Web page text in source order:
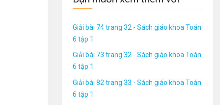
Giải bài 74 trang 32 - Sách giáo khoa Toán
6 tập 1
Giải bài 73 trang 32 - Sách giáo khoa Toán
6 tập 1
Giải bài 82 trang 33 - Sách giáo khoa Toán
6 tập 1